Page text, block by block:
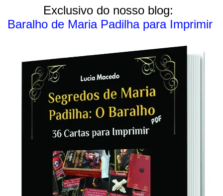
indivíduo maduro, seguro, audaz, valente. A carta também
significa realização de objetivos e satisfação de necessidades.
♣ Três de Paus : praticidade, tino comercial, industriosidade e
negociações comerciais são indicados pelo Três. ♣ Quatro de
Paus : representa sociabilidade, harmonia, paz, serenidade,
nova riqueza, colheita após trabalho, descanso após luta,
romance. ♣ Cinco de Paus: o desfavorável Cinco significa
desejos insatisfeitos,...
Exclusivo do nosso blog:
Baralho de Maria Padilha para Imprimir